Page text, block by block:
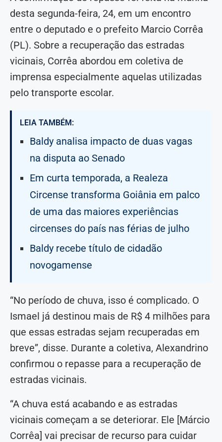
desta segunda-feira, 24, em um encontro
entre o deputado e o prefeito Marcio Corrêa
(PL). Sobre a recuperação das estradas
vicinais, Corrêa abordou em coletiva de
imprensa especialmente aquelas utilizadas
pelo transporte escolar.
LEIA TAMBÉM:
Baldy analisa impacto de duas vagas
na disputa ao Senado
Em curta temporada, a Realeza
Circense transforma Goiânia em palco
de uma das maiores experiências
circenses do país nas férias de julho
Baldy recebe título de cidadão
novogamense
“No período de chuva, isso é complicado. O
Ismael já destinou mais de R$ 4 milhões para
que essas estradas sejam recuperadas em
breve”, disse. Durante a coletiva, Alexandrino
confirmou o repasse para a recuperação de
estradas vicinais.
“A chuva está acabando e as estradas
vicinais começam a se deteriorar. Ele [Márcio
Corrêa] vai precisar de recurso para cuidar